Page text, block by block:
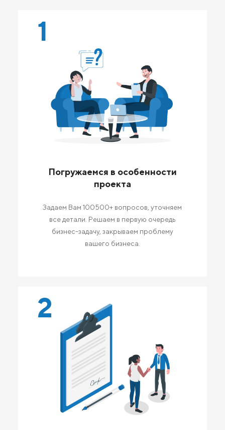
1
Погружаемся в особенности
проекта
Задаем Вам 100500+ вопросов, уточняем
все детали. Решаем в первую очередь
бизнес-задачу, закрываем проблему
вашего бизнеса.
2